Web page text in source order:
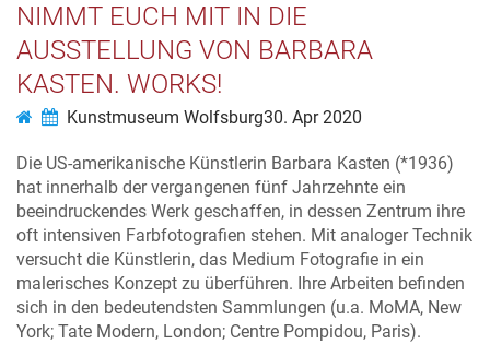
NIMMT EUCH MIT IN DIE
AUSSTELLUNG VON BARBARA
KASTEN. WORKS!
Kunstmuseum Wolfsburg30. Apr 2020
Die US-amerikanische Künstlerin Barbara Kasten (*1936)
hat innerhalb der vergangenen fünf Jahrzehnte ein
beeindruckendes Werk geschaffen, in dessen Zentrum ihre
oft intensiven Farbfotografien stehen. Mit analoger Technik
versucht die Künstlerin, das Medium Fotografie in ein
malerisches Konzept zu überführen. Ihre Arbeiten befinden
sich in den bedeutendsten Sammlungen (u.a. MoMA, New
York; Tate Modern, London; Centre Pompidou, Paris).